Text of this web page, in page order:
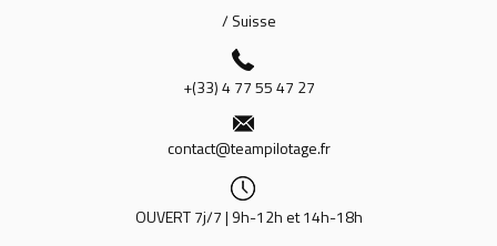
/ Suisse
+(33) 4 77 55 47 27
contact@teampilotage.fr
OUVERT 7j/7 | 9h-12h et 14h-18h